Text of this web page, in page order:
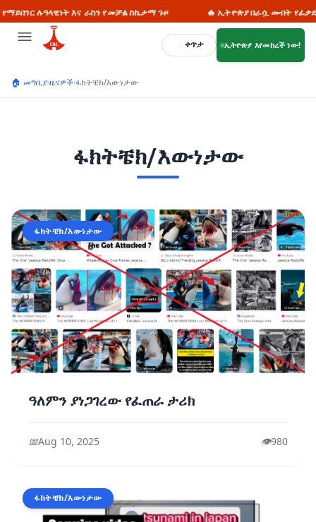
እና ራስን የመቻል ስኬታማ ጉዞ 🔥 ኢትዮጵያ በራሷ መብት የፈቃድ ጠያቂነት
ቀጥታ ኢትዮጵያ እየመከረች ነው!
🏠 መግቢያ›ዜናዎች›ፋክትቼክ/እውነታው
ፋክትቼክ/እውነታው
ፋክትቼክ/እውነታው
ዓለምን ያነጋገረው የፈጠራ ታሪክ
📅Aug 10, 2025 👁️980
ፋክትቼክ/እውነታው